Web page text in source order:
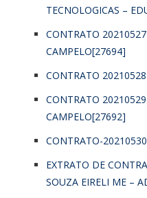
TECNOLOGICAS –
CONTRATO
CAMPELO[27694]
CONTRATO
CONTRATO
CAMPELO[27692]
CONTRATO-
EXTRATO DE
SOUZA EIRELI ME –